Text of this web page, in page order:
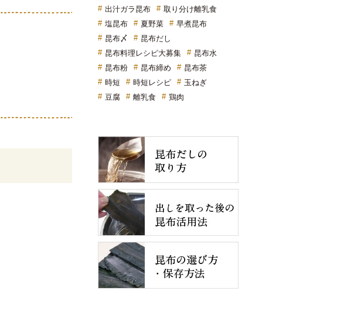
こちらもおすすめ〜みんなのオリジナル昆布レシピ
出汁ガラ昆布
取り分け離乳食
塩昆布
夏野菜
早煮昆布
昆布〆
昆布だし
昆布料理レシピ大募集
昆布水
昆布粉
昆布締め
昆布茶
時短
時短レシピ
玉ねぎ
豆腐
離乳食 鶏肉